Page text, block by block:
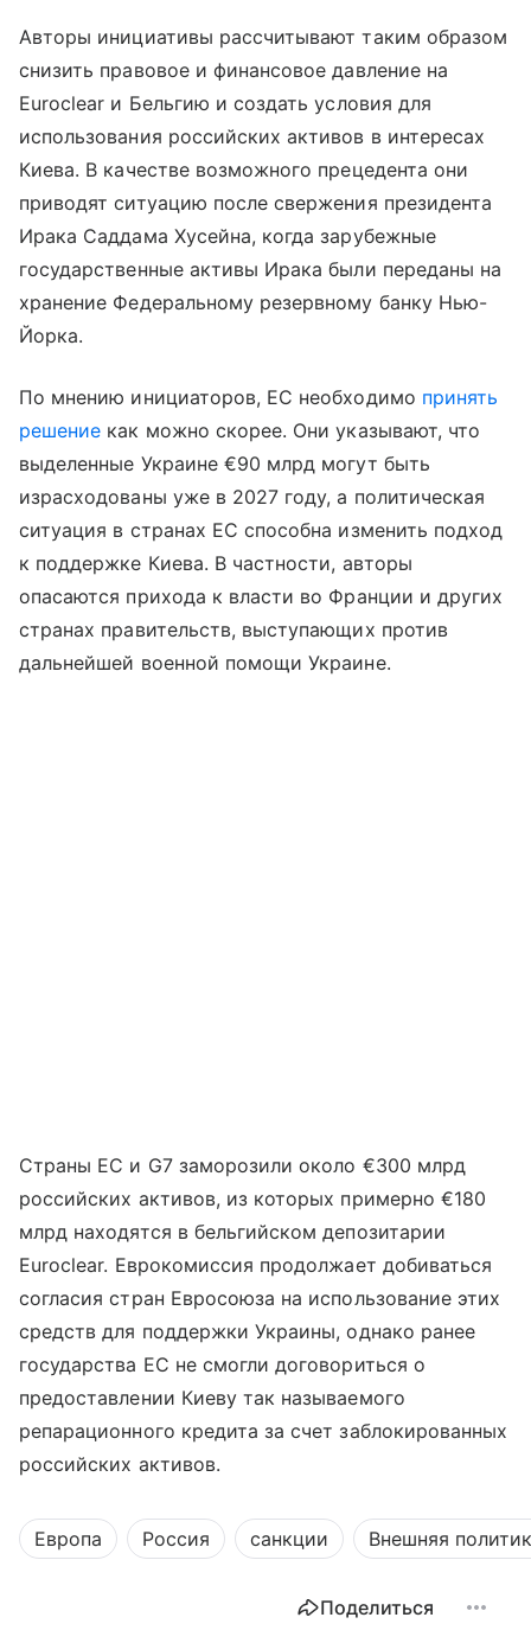
Авторы инициативы рассчитывают таким образом
снизить правовое и финансовое давление на
Euroclear и Бельгию и создать условия для
использования российских активов в интересах
Киева. В качестве возможного прецедента они
приводят ситуацию после свержения президента
Ирака Саддама Хусейна, когда зарубежные
государственные активы Ирака были переданы на
хранение Федеральному резервному банку Нью-
Йорка.
По мнению инициаторов, ЕС необходимо принять
решение как можно скорее. Они указывают, что
выделенные Украине €90 млрд могут быть
израсходованы уже в 2027 году, а политическая
ситуация в странах ЕС способна изменить подход
к поддержке Киева. В частности, авторы
опасаются прихода к власти во Франции и других
странах правительств, выступающих против
дальнейшей военной помощи Украине.
Страны ЕС и G7 заморозили около €300 млрд
российских активов, из которых примерно €180
млрд находятся в бельгийском депозитарии
Euroclear. Еврокомиссия продолжает добиваться
согласия стран Евросоюза на использование этих
средств для поддержки Украины, однако ранее
государства ЕС не смогли договориться о
предоставлении Киеву так называемого
репарационного кредита за счет заблокированных
российских активов.
Европа Россия санкции Внешняя
Поделиться